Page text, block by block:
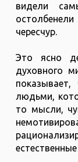
видели
чересчур.
Это ясно
духовного
людьми,
то мысли,